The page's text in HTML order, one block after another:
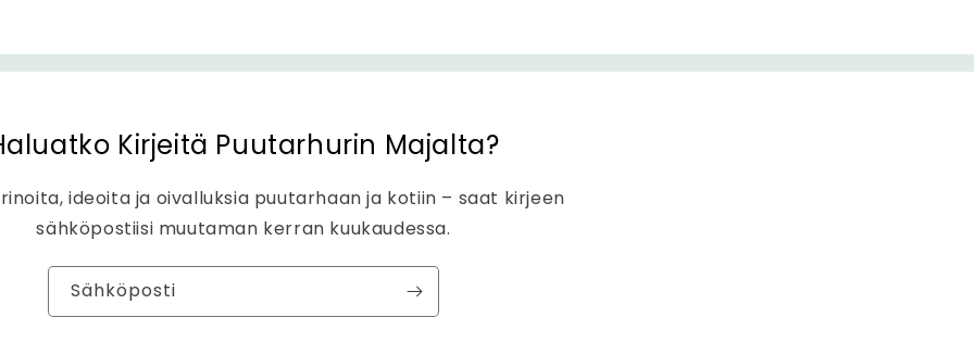
Kirjeitä Puutarhurin Majalta?
ideoita ja oivalluksia puutarhaan ja kotiin – saat kirjeen
sähköpostiisi muutaman kerran kuukaudessa.
Sähköposti